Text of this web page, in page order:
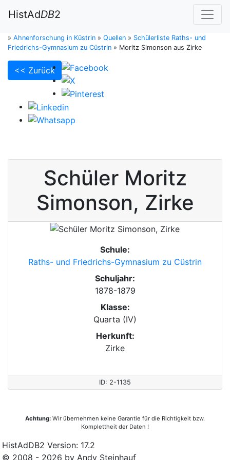
HistAdDB2
» Ahnenforschung in Küstrin » Quellen » Schülerliste Raths- und
Friedrichs-Gymnasium zu Cüstrin » Moritz Simonson aus Zirke
<< Zurück
Schüler Moritz
Simonson, Zirke
Schule:
Raths- und Friedrichs-Gymnasium zu Cüstrin
Schuljahr:
1878-1879
Klasse:
Quarta (IV)
Herkunft:
Zirke
ID: 2-1135
Achtung: Wir übernehmen keine Garantie für die Richtigkeit bzw.
Komplettheit der Daten !
HistAdDB2 Version: 17.2
© 2008 - 2026 by Andy Steinhauf